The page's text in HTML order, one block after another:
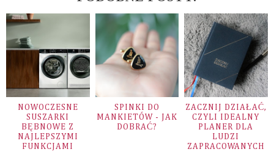
NOWOCZESNE
SUSZARKI
BĘBNOWE Z
NAJLEPSZYMI
FUNKCJAMI
SPINKI DO
MANKIETÓW - JAK
DOBRAĆ?
ZACZNIJ DZIAŁAĆ,
CZYLI IDEALNY
PLANER DLA
LUDZI
ZAPRACOWANYCH